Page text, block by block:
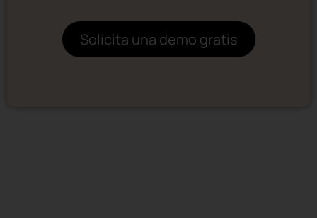
Solicita una demo gratis